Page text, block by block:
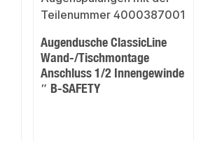
Augendusche ClassicLine
Wand-/Tischmontage
Anschluss 1/2 Innengewinde
″ B-SAFETY